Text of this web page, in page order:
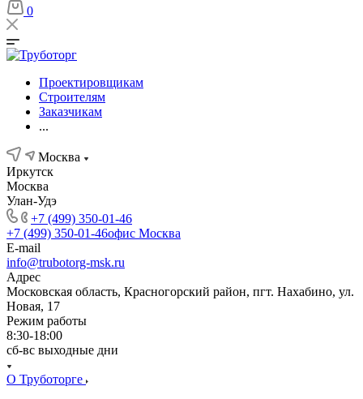
0
Проектировщикам
Строителям
Заказчикам
...
Москва
Иркутск
Москва
Улан-Удэ
+7 (499) 350-01-46
+7 (499) 350-01-46офис Москва
E-mail
info@trubotorg-msk.ru
Адрес
Московская область, Красногорский район, пгт. Нахабино, ул.
Новая, 17
Режим работы
8:30-18:00
сб-вс выходные дни
О Труботорге